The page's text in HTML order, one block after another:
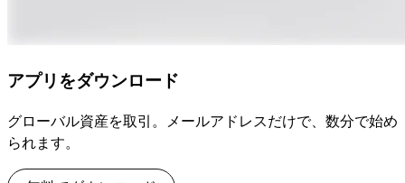
アプリをダウンロード
グローバル資産を取引。メールアドレスだけで、数分で始め
られます。